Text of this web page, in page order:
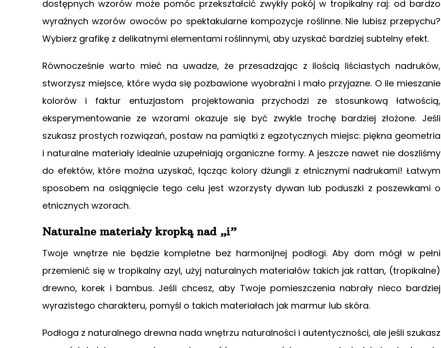
dostępnych wzorów może pomóc przekształcić zwykły pokój w tropikalny raj: od bardzo
wyraźnych wzorów owoców po spektakularne kompozycje roślinne. Nie lubisz przepychu?
Wybierz grafikę z delikatnymi elementami roślinnymi, aby uzyskać bardziej subtelny efekt.
Równocześnie warto mieć na uwadze, że przesadzając z ilością liściastych nadruków,
stworzysz miejsce, które wyda się pozbawione wyobraźni i mało przyjazne. O ile mieszanie
kolorów i faktur entuzjastom projektowania przychodzi ze stosunkową łatwością,
eksperymentowanie ze wzorami okazuje się być zwykle trochę bardziej złożone. Jeśli
szukasz prostych rozwiązań, postaw na pamiątki z egzotycznych miejsc: piękna geometria
i naturalne materiały idealnie uzupełniają organiczne formy. A jeszcze nawet nie doszliśmy
do efektów, które można uzyskać, łącząc kolory dżungli z etnicznymi nadrukami! Łatwym
sposobem na osiągnięcie tego celu jest wzorzysty dywan lub poduszki z poszewkami o
etnicznych wzorach.
Naturalne materiały kropką nad „i”
Twoje wnętrze nie będzie kompletne bez harmonijnej podłogi. Aby dom mógł w pełni
przemienić się w tropikalny azyl, użyj naturalnych materiałów takich jak rattan, (tropikalne)
drewno, korek i bambus. Jeśli chcesz, aby Twoje pomieszczenia nabrały nieco bardziej
wyrazistego charakteru, pomyśl o takich materiałach jak marmur lub skóra.
Podłoga z naturalnego drewna nada wnętrzu naturalności i autentyczności, ale jeśli szukasz